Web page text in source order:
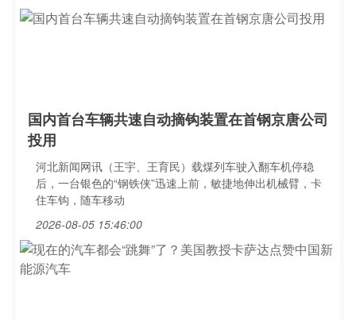
国内首台车辆共速自动摘钩装置在首钢京唐公司
投用
河北新闻网讯（王宇、王育民）载煤列车驶入翻车机停稳
后，一台银色的“钢铁侠”迅速上前，敏捷地伸出机械臂，卡
住车钩，随车移动
2026-08-05 15:46:00